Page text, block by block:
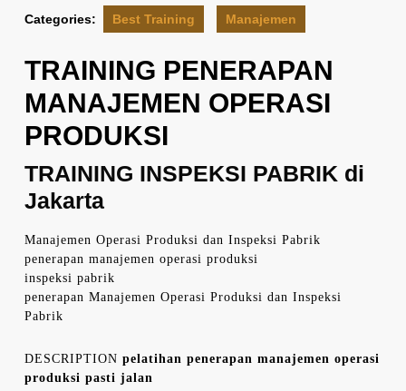
Categories: Best Training Manajemen
TRAINING PENERAPAN
MANAJEMEN OPERASI
PRODUKSI
TRAINING INSPEKSI PABRIK di
Jakarta
Manajemen Operasi Produksi dan Inspeksi Pabrik
penerapan manajemen operasi produksi
inspeksi pabrik
penerapan Manajemen Operasi Produksi dan Inspeksi
Pabrik
DESCRIPTION pelatihan penerapan manajemen operasi
produksi pasti jalan